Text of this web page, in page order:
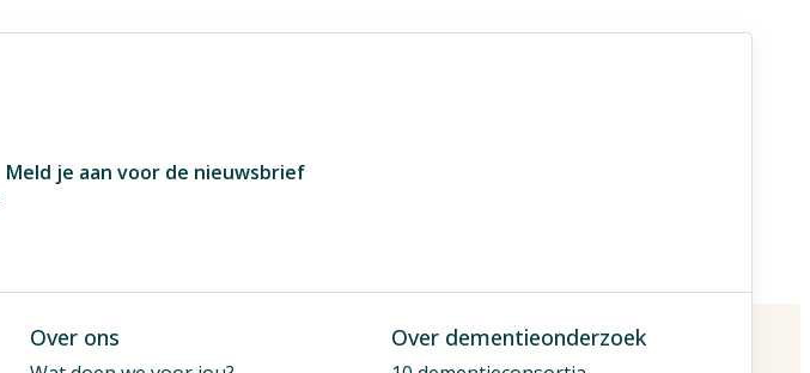
Meld je aan voor de nieuwsbrief
Over ons Over dementieonderzoek